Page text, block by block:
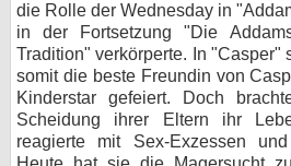
die Rolle der Wednesday in
in der Fortsetzung "Die
Tradition" verkörperte. In "Casper"
somit die beste Freundin von
Kinderstar gefeiert. Doch
Scheidung ihrer Eltern ihr
reagierte mit Sex-Exzessen
Kontakt